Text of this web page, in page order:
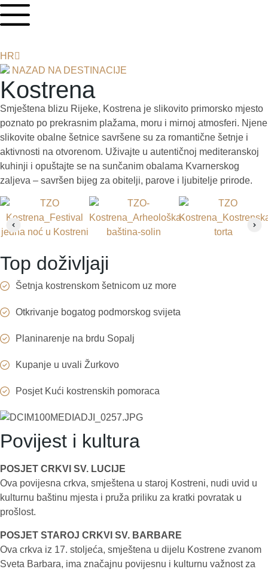
HR
IT
NAZAD NA DESTINACIJE
Kostrena
Smještena blizu Rijeke, Kostrena je slikovito primorsko mjesto
poznato po prekrasnim plažama, moru i mirnoj atmosferi. Njene
slikovite obalne šetnice savršene su za romantične šetnje i
aktivnosti na otvorenom. Uživajte u autentičnoj mediteranskoj
kuhinji i opuštajte se na sunčanim obalama Kvarnerskog
zaljeva – savršen bijeg za obitelji, parove i ljubitelje prirode.
Top doživljaji
Šetnja kostrenskom šetnicom uz more
Otkrivanje bogatog podmorskog svijeta
Planinarenje na brdu Sopalj
Kupanje u uvali Žurkovo
Posjet Kući kostrenskih pomoraca
Povijest i kultura
POSJET CRKVI SV. LUCIJE
Ova povijesna crkva, smještena u staroj Kostreni, nudi uvid u
kulturnu baštinu mjesta i pruža priliku za kratki povratak u
prošlost.
POSJET STAROJ CRKVI SV. BARBARE
Ova crkva iz 17. stoljeća, smještena u dijelu Kostrene zvanom
Sveta Barbara, ima značajnu povijesnu i kulturnu važnost za